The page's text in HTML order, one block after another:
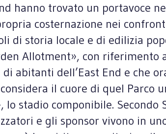
hanno trovato un portavoce
costernazione nei
di storia locale e di edilizia
Allotment», con
abitanti dell’East End e che
il cuore di quel
stadio componibile. Secondo
e gli sponsor vivono in